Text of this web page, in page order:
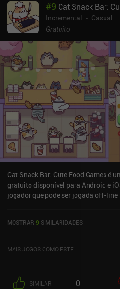
#9 Cat Snack Bar:
Incremental
Casual
Gratuito
Cat Snack Bar: Cute Food Games é
gratuito disponível para Android e
jogador que pode ser jogada off-line
classificação atual de 4,6 de 5,0 no
MOSTRAR 9 SIMILARIDADES
MAIS JOGOS COMO ESTE
SIMILAR 0